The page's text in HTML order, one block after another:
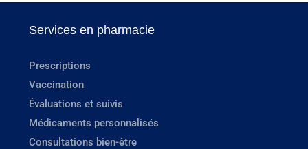
Services en pharmacie
Prescriptions
Vaccination
Évaluations et suivis
Médicaments personnalisés
Consultations bien-être